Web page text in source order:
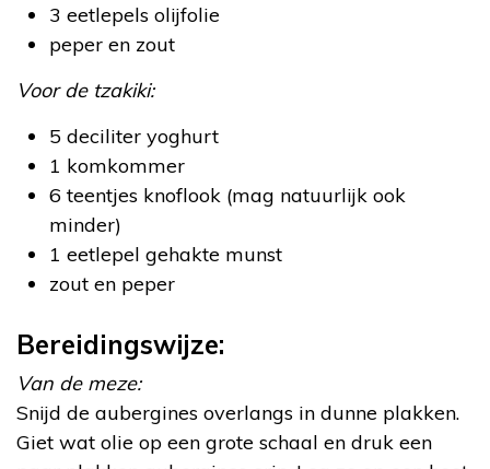
3 eetlepels olijfolie
peper en zout
Voor de tzakiki:
5 deciliter yoghurt
1 komkommer
6 teentjes knoflook (mag natuurlijk ook
minder)
1 eetlepel gehakte munst
zout en peper
Bereidingswijze:
Van de meze:
Snijd de aubergines overlangs in dunne plakken.
Giet wat olie op een grote schaal en druk een